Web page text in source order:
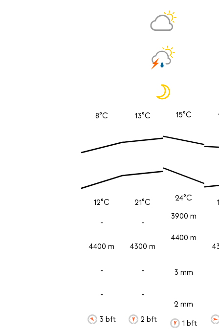
8°C
12°C
-
4400 m
-
-
3 bft
13°C
21°C
-
4300 m
-
-
2 bft
15°C
24°C
3900 m
4400 m
3 mm
2 mm
1 bft